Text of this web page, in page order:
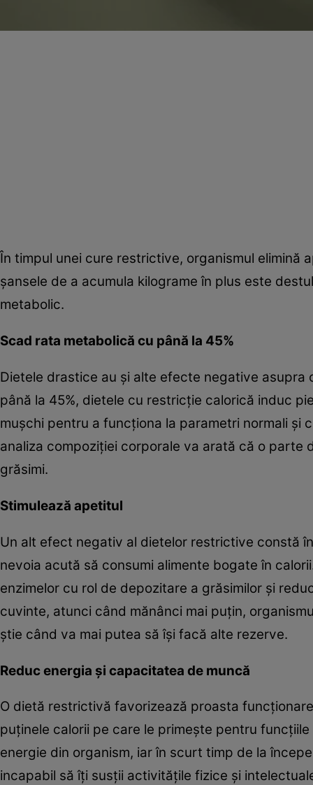
În timpul unei cure restrictive, organismul elimină
şansele de a acumula kilograme în plus este
metabolic.
Scad rata metabolică cu până la 45%
Dietele drastice au şi alte efecte negative
până la 45%, dietele cu restricţie calorică induc
muşchi pentru a funcţiona la parametri normali şi
analiza compoziţiei corporale va arată că o parte
grăsimi.
Stimulează apetitul
Un alt efect negativ al dietelor restrictive constă
nevoia acută să consumi alimente bogate în
enzimelor cu rol de depozitare a grăsimilor şi
cuvinte, atunci când mănânci mai puţin,
ştie când va mai putea să îşi facă alte rezerve.
Reduc energia şi capacitatea de muncă
O dietă restrictivă favorizează proasta
puţinele calorii pe care le primeşte pentru
energie din organism, iar în scurt timp de la
incapabil să îţi susţii activităţile fizice şi